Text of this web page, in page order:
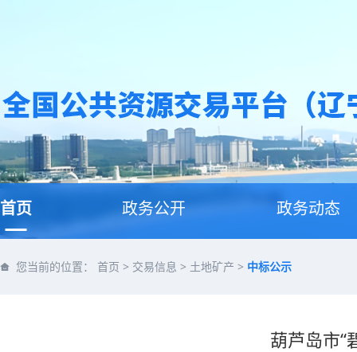
首页 政务公开 政务动态
您当前的位置： 首页 > 交易信息 > 土地矿产 > 中标公示
葫芦岛市“